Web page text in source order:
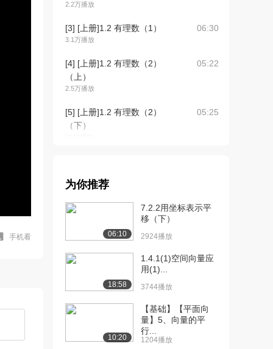
手机看
2.2万播放
[3] [上册]1.2 有理数（1）
3.1万播放
06:30
[4] [上册]1.2 有理数（2）
（上）
2.5万播放
05:22
[5] [上册]1.2 有理数（2）
（下）
05:25
2.4万播放
[7] [上册]1.2 有理数（3）
05:44
[8] [上册]1.3 有理数的加减
05:10
[9] [上册]1.3 有理数的加减
05:10
为你推荐
06:10
7.2.2用坐标表示平
移（下）
2924播放
18:58
1.4.1(1)空间向量应
用(1)...
3744播放
10:20
【基础】【平面向
量】5、向量的平
行...
1204播放